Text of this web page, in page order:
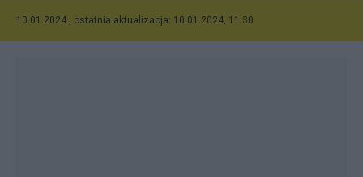
10.01.2024 , ostatnia aktualizacja: 10.01.2024, 11:30